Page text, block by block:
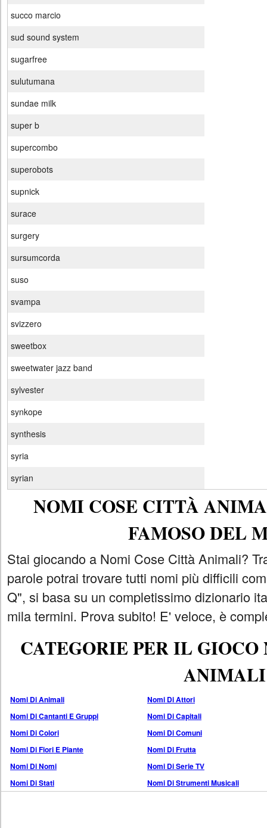
succo marcio
sud sound system
sugarfree
sulutumana
sundae milk
super b
supercombo
superobots
supnick
surace
surgery
sursumcorda
suso
svampa
svizzero
sweetbox
sweetwater jazz band
sylvester
synkope
synthesis
syria
syrian
NOMI COSE CITTÀ
FAMOSO DEL
Stai giocando a Nomi Cose Città Animali?
parole potrai trovare tutti nomi più difficili
Q", si basa su un completissimo dizionario
mila termini. Prova subito! E' veloce, è
CATEGORIE PER IL
ANIMALI
Nomi Di Animali
Nomi Di Attori
Nomi Di Cantanti E Gruppi
Nomi Di Capitali
Nomi Di Colori
Nomi Di Comuni
Nomi Di Fiori E Piante
Nomi Di Frutta
Nomi Di Nomi
Nomi Di Serie TV
Nomi Di Stati
Nomi Di Strumenti Musicali